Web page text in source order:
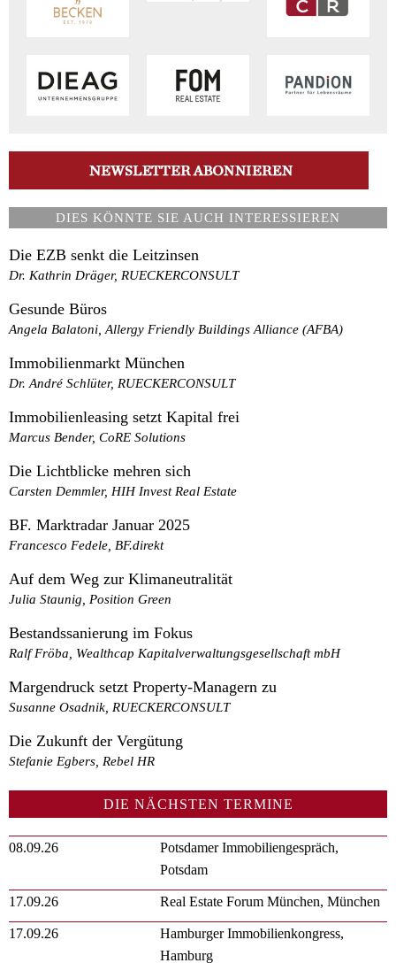
DIES KÖNNTE SIE AUCH INTERESSIEREN
Die EZB senkt die Leitzinsen
Dr. Kathrin Dräger, RUECKERCONSULT
Gesunde Büros
Angela Balatoni, Allergy Friendly Buildings Alliance (AFBA)
Immobilienmarkt München
Dr. André Schlüter, RUECKERCONSULT
Immobilienleasing setzt Kapital frei
Marcus Bender, CoRE Solutions
Die Lichtblicke mehren sich
Carsten Demmler, HIH Invest Real Estate
BF. Marktradar Januar 2025
Francesco Fedele, BF.direkt
Auf dem Weg zur Klimaneutralität
Julia Staunig, Position Green
Bestandssanierung im Fokus
Ralf Fröba, Wealthcap Kapitalverwaltungsgesellschaft mbH
Margendruck setzt Property-Managern zu
Susanne Osadnik, RUECKERCONSULT
Die Zukunft der Vergütung
Stefanie Egbers, Rebel HR
DIE NÄCHSTEN TERMINE
08.09.26
Potsdamer Immobiliengespräch,
Potsdam
17.09.26 Real Estate Forum München, München
17.09.26
Hamburger Immobilienkongress,
Hamburg